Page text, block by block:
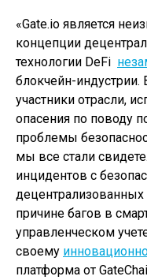
«Gate.io является
концепции
технологии DeFi
блокчейн-индустрии.
участники отрасли,
опасения по поводу
проблемы
мы все стали
инцидентов с
причине багов в
управленческом
своему
платформа от